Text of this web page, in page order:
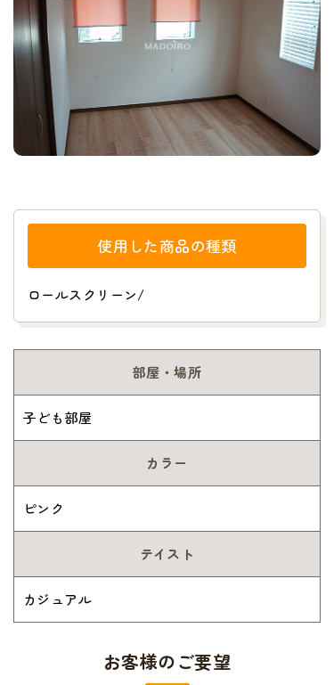
使用した商品の種類
ロールスクリーン/
部屋・場所
子ども部屋
カラー
ピンク
テイスト
カジュアル
お客様のご要望